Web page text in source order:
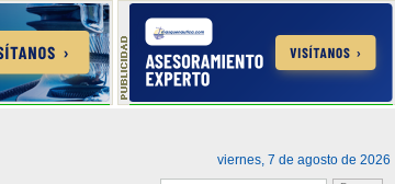
viernes, 7 de agosto de 2026